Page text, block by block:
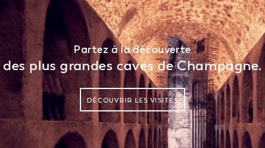
Partez à la découverte
des plus grandes caves de Champagne.
DÉCOUVRIR LES VISITES